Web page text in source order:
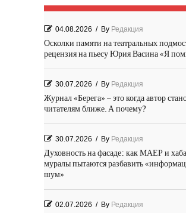
04.08.2026 / By Редакция
Осколки памяти на театральных
рецензия на пьесу Юрия Васина «Я
30.07.2026 / By Редакция
Журнал «Берега» – это когда автор
читателям ближе. А почему?
30.07.2026 / By Редакция
Духовность на фасаде: как МАЕР и
муралы пытаются разбавить
шум»
02.07.2026 / By Редакция